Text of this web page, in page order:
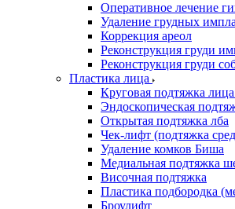
Оперативное лечение
Удаление грудных
Коррекция ареол
Реконструкция груди
Реконструкция груди
Пластика лица
Круговая подтяжка
Эндоскопическая
Открытая подтяжка лба
Чек-лифт (подтяжка
Удаление комков Биша
Медиальная подтяжка
Височная подтяжка
Пластика подбородка
Броулифт